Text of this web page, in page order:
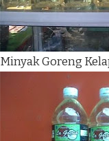
Minyak Goreng